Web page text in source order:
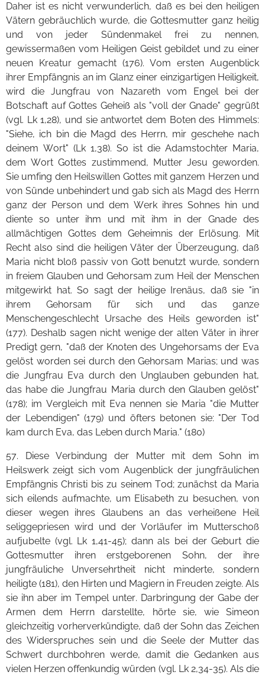
Daher ist es nicht verwunderlich, daß es bei den heiligen
Vätern gebräuchlich wurde, die Gottesmutter ganz heilig
und von jeder Sündenmakel frei zu nennen,
gewissermaßen vom Heiligen Geist gebildet und zu einer
neuen Kreatur gemacht (176). Vom ersten Augenblick
ihrer Empfängnis an im Glanz einer einzigartigen Heiligkeit,
wird die Jungfrau von Nazareth vom Engel bei der
Botschaft auf Gottes Geheiß als "voll der Gnade" gegrüßt
(vgl. Lk 1,28), und sie antwortet dem Boten des Himmels:
"Siehe, ich bin die Magd des Herrn, mir geschehe nach
deinem Wort" (Lk 1,38). So ist die Adamstochter Maria,
dem Wort Gottes zustimmend, Mutter Jesu geworden.
Sie umfing den Heilswillen Gottes mit ganzem Herzen und
von Sünde unbehindert und gab sich als Magd des Herrn
ganz der Person und dem Werk ihres Sohnes hin und
diente so unter ihm und mit ihm in der Gnade des
allmächtigen Gottes dem Geheimnis der Erlösung. Mit
Recht also sind die heiligen Väter der Überzeugung, daß
Maria nicht bloß passiv von Gott benutzt wurde, sondern
in freiem Glauben und Gehorsam zum Heil der Menschen
mitgewirkt hat. So sagt der heilige Irenäus, daß sie "in
ihrem Gehorsam für sich und das ganze
Menschengeschlecht Ursache des Heils geworden ist"
(177). Deshalb sagen nicht wenige der alten Väter in ihrer
Predigt gern, "daß der Knoten des Ungehorsams der Eva
gelöst worden sei durch den Gehorsam Marias; und was
die Jungfrau Eva durch den Unglauben gebunden hat,
das habe die Jungfrau Maria durch den Glauben gelöst"
(178); im Vergleich mit Eva nennen sie Maria "die Mutter
der Lebendigen" (179) und öfters betonen sie: "Der Tod
kam durch Eva, das Leben durch Maria." (180)
57. Diese Verbindung der Mutter mit dem Sohn im
Heilswerk zeigt sich vom Augenblick der jungfräulichen
Empfängnis Christi bis zu seinem Tod; zunächst da Maria
sich eilends aufmachte, um Elisabeth zu besuchen, von
dieser wegen ihres Glaubens an das verheißene Heil
seliggepriesen wird und der Vorläufer im Mutterschoß
aufjubelte (vgl. Lk 1,41-45); dann als bei der Geburt die
Gottesmutter ihren erstgeborenen Sohn, der ihre
jungfräuliche Unversehrtheit nicht minderte, sondern
heiligte (181), den Hirten und Magiern in Freuden zeigte. Als
sie ihn aber im Tempel unter. Darbringung der Gabe der
Armen dem Herrn darstellte, hörte sie, wie Simeon
gleichzeitig vorherverkündigte, daß der Sohn das Zeichen
des Widerspruches sein und die Seele der Mutter das
Schwert durchbohren werde, damit die Gedanken aus
vielen Herzen offenkundig würden (vgl. Lk 2,34-35). Als die